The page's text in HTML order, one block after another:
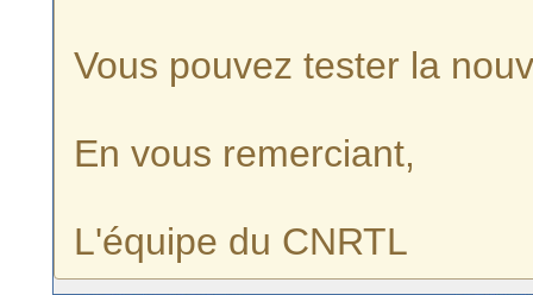
Vous pouvez tester la
En vous remerciant,
L'équipe du CNRTL